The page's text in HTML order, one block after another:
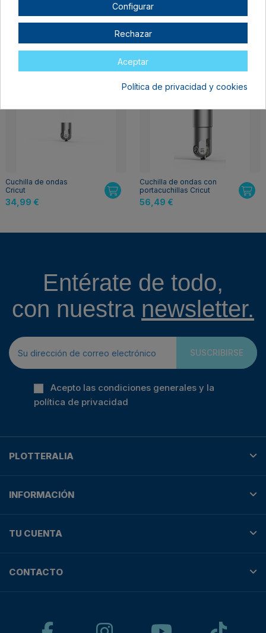
Plus
Cameo
16,99 €
Cuchilla de ondas
Cricut
34,99 €
Cuchilla de ondas con
portacuchillas Cricut
56,49 €
Entérate de todo,
con nuestra newsletter.
SUSCRIBIRSE
Acepto las condiciones generales y la
política de privacidad
PLOTTERALIA
INFORMACIÓN
TU CUENTA
CONTACTO
Configurar
Rechazar
Aceptar
Política de privacidad y cookies